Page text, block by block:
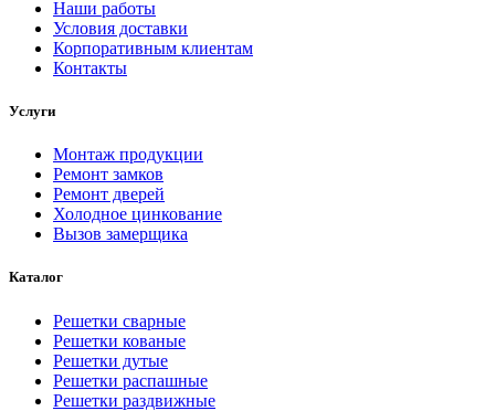
Наши работы
Условия доставки
Корпоративным клиентам
Контакты
Услуги
Монтаж продукции
Ремонт замков
Ремонт дверей
Холодное цинкование
Вызов замерщика
Каталог
Решетки сварные
Решетки кованые
Решетки дутые
Решетки распашные
Решетки раздвижные